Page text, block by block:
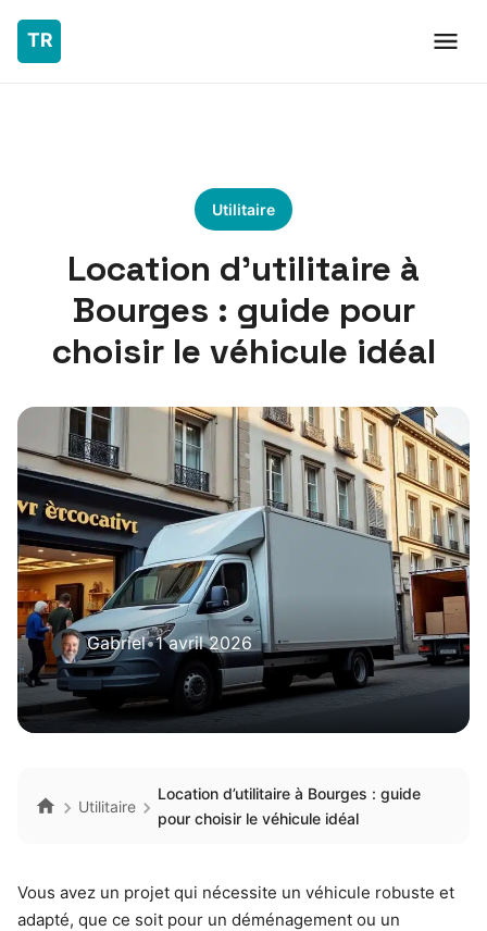
Utilitaire
Location d’utilitaire à
Bourges : guide pour
choisir le véhicule idéal
Gabriel•1 avril 2026
Utilitaire
Location d’utilitaire à Bourges : guide
pour choisir le véhicule idéal
Vous avez un projet qui nécessite un véhicule robuste et
adapté, que ce soit pour un déménagement ou un